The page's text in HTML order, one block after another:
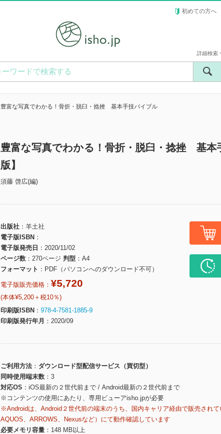
初めての方へ
詳細検索
豊富な写真でわかる！骨折・脱臼・捻挫 基本手技バイブル
豊富な写真でわかる！骨折・脱臼・捻挫 基本
版】
須藤 啓広(編)
出版社
羊土社
電子版ISBN
電子版発売日
2020/11/02
ページ数
270ページ 判型
A4
フォーマット
PDF（パソコンへのダウンロード不可）
電子版販売価格： ¥5,720
(本体¥5,200＋税10％)
印刷版ISBN
978-4-7581-1885-9
印刷版発行年月
2020/09
ご利用方法
ダウンロード型配信サービス（買切型）
同時使用端末数
3
対応OS
iOS最新の２世代前まで / Android最新の２世代前まで
※コンテンツの使用にあたり、専用ビューアisho.jpが必要
※Androidは、Android２世代前の端末のうち、国内キャリア経由で販売されて
AQUOS、ARROWS、Nexusなど）にて動作確認しています
必要メモリ容量
148 MB以上